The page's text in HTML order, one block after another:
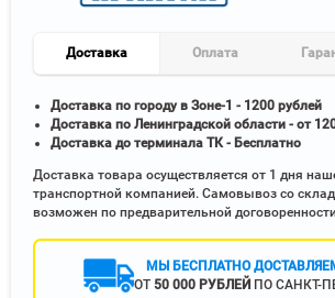
Доставка Оплата
Доставка по городу в Зоне-1 - 1200 рублей
Доставка по Ленинградской области - от
Доставка до терминала ТК - Бесплатно
Доставка товара осуществляется от 1 дня
транспортной компанией. Самовывоз со
возможен по предварительной
МЫ БЕСПЛАТНО
ОТ 50 000 РУБЛЕЙ ПО САНКТ-